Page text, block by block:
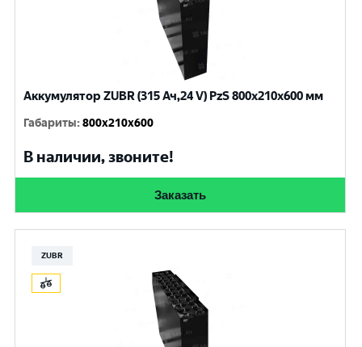
Аккумулятор ZUBR (315 Ач,24 V) PzS 800x210x600 мм
Габариты:800x210x600
В наличии, звоните!
Заказать
ZUBR